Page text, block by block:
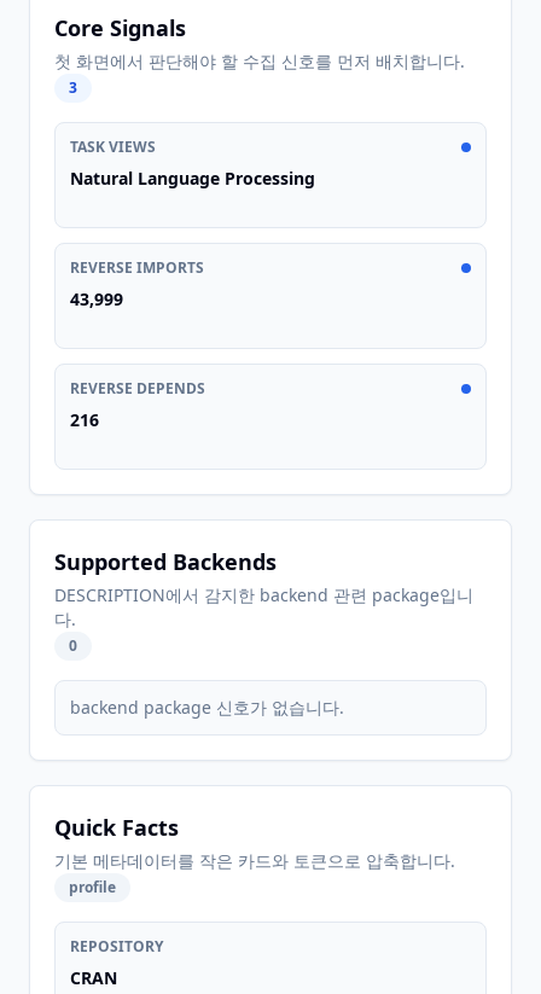
Core Signals
첫 화면에서 판단해야 할 수집 신호를 먼저 배치합니다.
3
TASK VIEWS
Natural Language Processing
REVERSE IMPORTS
43,999
REVERSE DEPENDS
216
Supported Backends
DESCRIPTION에서 감지한 backend 관련 package입니
다.
0
backend package 신호가 없습니다.
Quick Facts
기본 메타데이터를 작은 카드와 토큰으로 압축합니다.
profile
REPOSITORY
CRAN